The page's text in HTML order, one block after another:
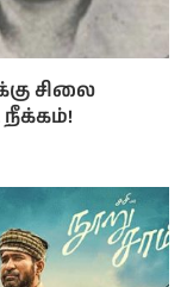
சிலை